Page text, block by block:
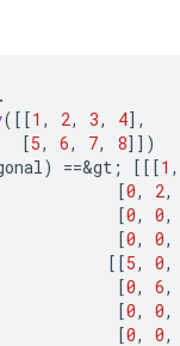
.
( [[1 , 2, 3, 4] ,
[5, 6, 7, 8]] )
) ==&gt ; [[[1 ,
[0, 2,
[0, 0,
[0, 0,
[[5, 0,
[0, 6,
[0, 0,
[0, 0,